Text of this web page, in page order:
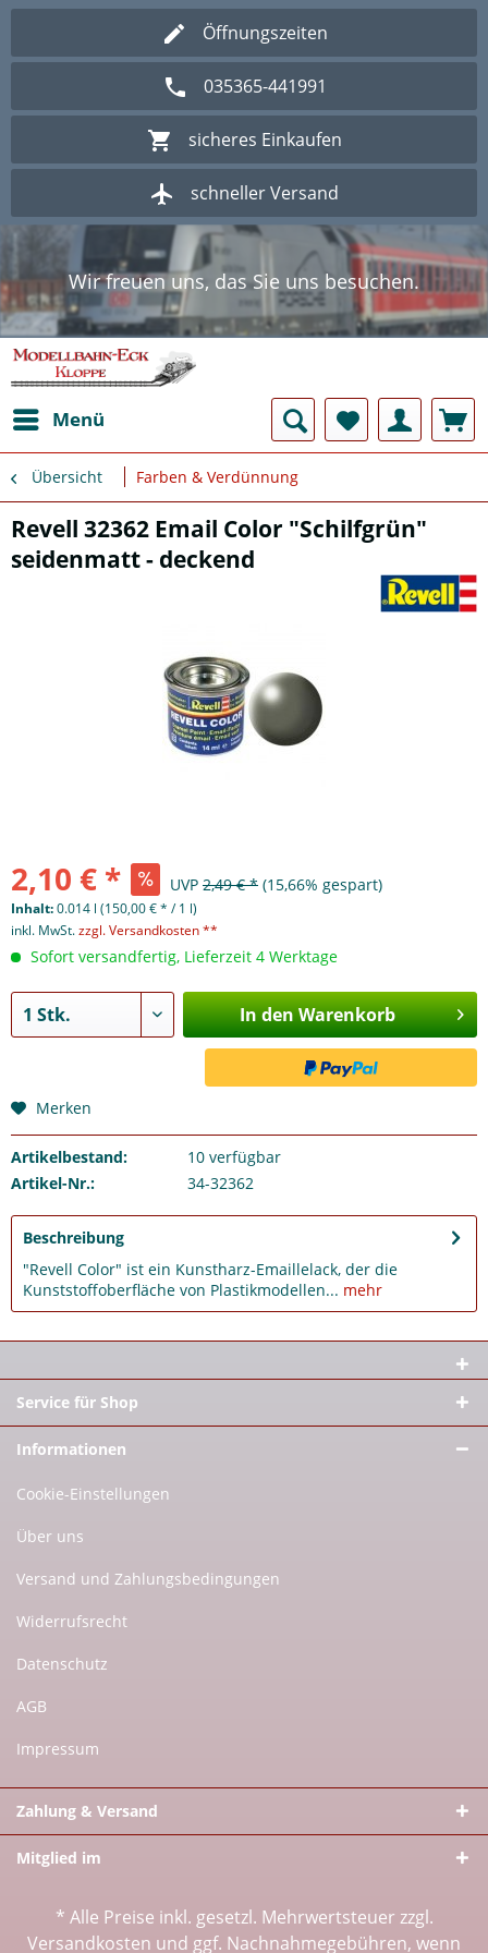
Öffnungszeiten
035365-441991
sicheres Einkaufen
schneller Versand
Wir freuen uns, das Sie uns besuchen.
Herzlich Willkommen im Onlineshop
Modellbahn - Eck Kloppe.
Wir freuen uns, das Sie uns besuchen.
Herzlich Willkommen im Onlineshop
Modellbahn - Eck Kloppe.
Menü
Übersicht Farben & Verdünnung
Revell 32362 Email Color "Schilfgrün"
seidenmatt - deckend
2,10 € * UVP 2,49 € * (15,66% gespart)
Inhalt:0.014 l (150,00 € * / 1 l)
inkl. MwSt.zzgl. Versandkosten **
Sofort versandfertig, Lieferzeit 4 Werktage
In den Warenkorb
Merken
Artikelbestand: 10verfügbar
Artikel-Nr.:
34-32362
Beschreibung
"Revell Color" ist ein Kunstharz-Emaillelack, der die
Kunststoffoberfläche von Plastikmodellen... mehr
Service für Shop
Informationen
Cookie-Einstellungen
Über uns
Versand und Zahlungsbedingungen
Widerrufsrecht
Datenschutz
AGB
Impressum
Zahlung & Versand
Mitglied im
* Alle Preise inkl. gesetzl. Mehrwertsteuer zzgl.
Versandkosten und ggf. Nachnahmegebühren, wenn